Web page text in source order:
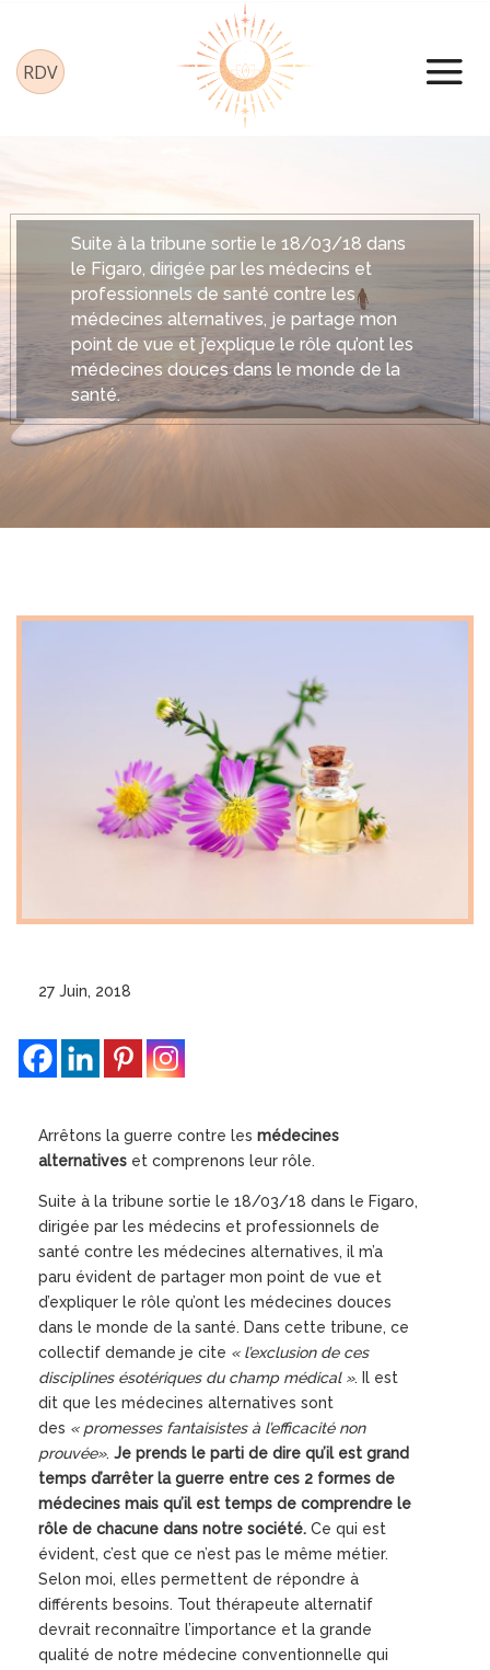
RDV
Suite à la tribune sortie le 18/03/18 dans
le Figaro, dirigée par les médecins et
professionnels de santé contre les
médecines alternatives, je partage mon
point de vue et j’explique le rôle qu’ont les
médecines douces dans le monde de la
santé.
27 Juin, 2018
Arrêtons la guerre contre les médecines
alternatives et comprenons leur rôle.
Suite à la tribune sortie le 18/03/18 dans le Figaro,
dirigée par les médecins et professionnels de
santé contre les médecines alternatives, il m’a
paru évident de partager mon point de vue et
d’expliquer le rôle qu’ont les médecines douces
dans le monde de la santé. Dans cette tribune, ce
collectif demande je cite « l’exclusion de ces
disciplines ésotériques du champ médical ». Il est
dit que les médecines alternatives sont
des « promesses fantaisistes à l’efficacité non
prouvée». Je prends le parti de dire qu’il est grand
temps d’arrêter la guerre entre ces 2 formes de
médecines mais qu’il est temps de comprendre le
rôle de chacune dans notre société. Ce qui est
évident, c’est que ce n’est pas le même métier.
Selon moi, elles permettent de répondre à
différents besoins. Tout thérapeute alternatif
devrait reconnaître l’importance et la grande
qualité de notre médecine conventionnelle qui